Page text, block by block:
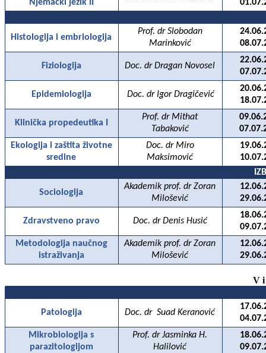
Njemački jezik II
Histologija i embriologija
Prof. dr Slobodan
Marinković
Fiziologija Doc. dr Dragan Novosel
Epidemiologija Doc. dr Igor Dragičević
Klinička propedeutika I
Prof. dr Mithat
Tabaković
Ekologija i zaštita životne
sredine
Doc. dr Miro
Maksimović
Sociologija
Akademik prof. dr Zoran
Milošević
Zdravstveno pravo Doc. dr Denis Husić
Metodologija naučnog
istraživanja
Akademik prof. dr Zoran
Milošević
V
Patologija Doc. dr Suad Keranović
Mikrobiologija s
parazitologijom
Prof. dr Jasminka H.
Halilović